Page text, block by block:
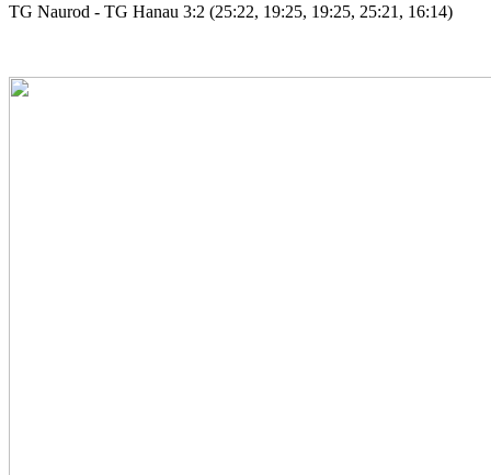
TG Naurod - TG Hanau 3:2 (25:22, 19:25, 19:25, 25:21, 16:14)